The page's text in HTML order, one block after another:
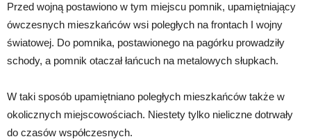
Przed wojną postawiono w tym miejscu pomnik, upamiętniający
ówczesnych mieszkańców wsi poległych na frontach I wojny
światowej. Do pomnika, postawionego na pagórku prowadziły
schody, a pomnik otaczał łańcuch na metalowych słupkach.
W taki sposób upamiętniano poległych mieszkańców także w
okolicznych miejscowościach. Niestety tylko nieliczne dotrwały
do czasów współczesnych.